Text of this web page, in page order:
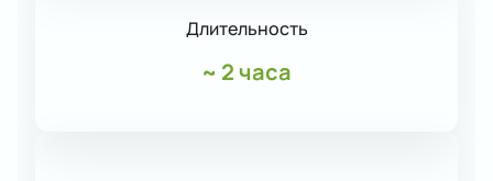
Длительность
~ 2 часа